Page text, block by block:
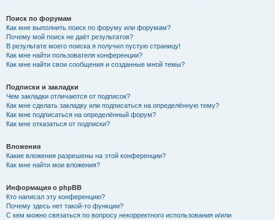
Поиск по форумам
Как мне выполнить поиск по форуму или форумам?
Почему мой поиск не даёт результатов?
В результате моего поиска я получил пустую страницу!
Как мне найти пользователя конференции?
Как мне найти свои сообщения и созданные мной темы?
Подписки и закладки
Чем закладки отличаются от подписок?
Как мне сделать закладку или подписаться на определённую тему?
Как мне подписаться на определённый форум?
Как мне отказаться от подписки?
Вложения
Какие вложения разрешены на этой конференции?
Как мне найти мои вложения?
Информация о phpBB
Кто написал эту конференцию?
Почему здесь нет такой-то функции?
С кем можно связаться по вопросу некорректного использования и/или